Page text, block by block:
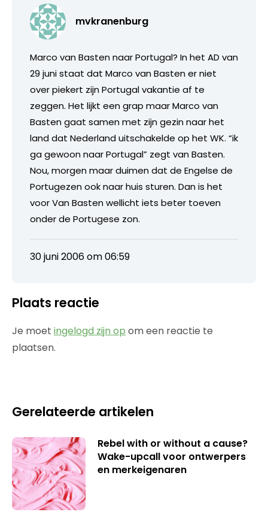
mvkranenburg
Marco van Basten naar Portugal? In het AD van
29 juni staat dat Marco van Basten er niet
over piekert zijn Portugal vakantie af te
zeggen. Het lijkt een grap maar Marco van
Basten gaat samen met zijn gezin naar het
land dat Nederland uitschakelde op het WK. “ik
ga gewoon naar Portugal” zegt van Basten.
Nou, morgen maar duimen dat de Engelse de
Portugezen ook naar huis sturen. Dan is het
voor Van Basten wellicht iets beter toeven
onder de Portugese zon.
30 juni 2006 om 06:59
Plaats reactie
Je moet ingelogd zijn op om een reactie te
plaatsen.
Gerelateerde artikelen
Rebel with or without a cause?
Wake-upcall voor ontwerpers
en merkeigenaren